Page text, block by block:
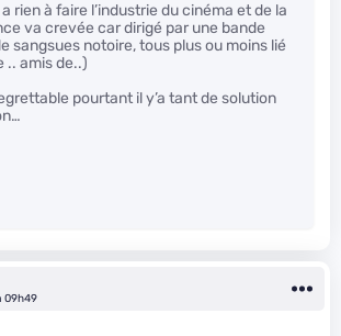
a rien à faire l’industrie du cinéma et de la
va crevée car dirigé par une bande
sangsues notoire, tous plus ou moins lié
.. amis de..)
pourtant il y’a tant de solution
09h49